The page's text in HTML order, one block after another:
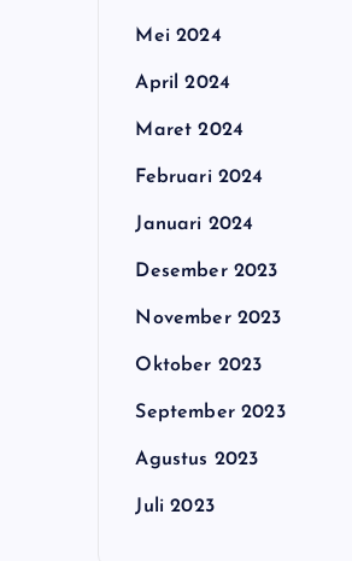
Mei 2024
April 2024
Maret 2024
Februari 2024
Januari 2024
Desember 2023
November 2023
Oktober 2023
September 2023
Agustus 2023
Juli 2023